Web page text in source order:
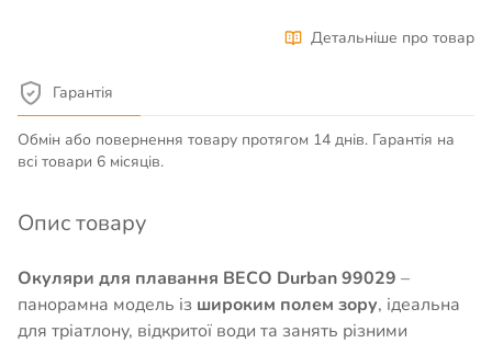
Детальніше про товар
Гарантія
Обмін або повернення товару протягом 14 днів. Гарантія на
всі товари 6 місяців.
Опис товару
Окуляри для плавання BECO Durban 99029 –
панорамна модель із широким полем зору, ідеальна
для тріатлону, відкритої води та занять різними